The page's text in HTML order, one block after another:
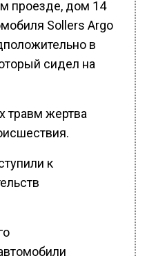
проезде, дом 14
Sollers Argo
в
сидел на
травм жертва
к